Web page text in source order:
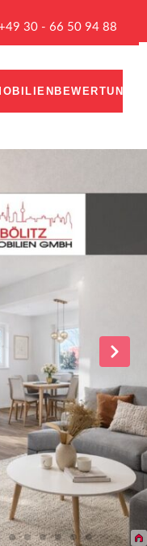
30 - 66 50 94 88